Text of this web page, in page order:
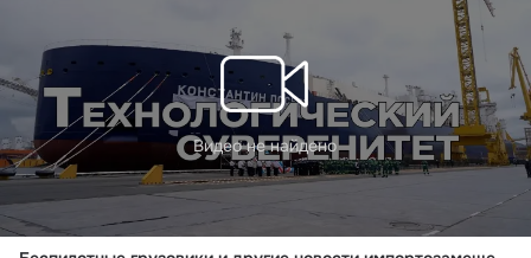
Видео не найдено